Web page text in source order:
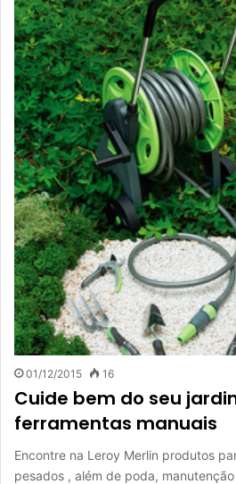
01/12/2015 16
Cuide bem do seu
ferramentas manuais
Encontre na Leroy Merlin produtos
pesados , além de poda,